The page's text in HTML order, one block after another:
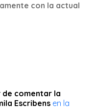
con la actual
de comentar la
Escribens en la